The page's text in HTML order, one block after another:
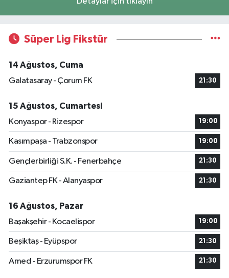
Süper Lig Fikstür
14 Ağustos, Cuma
Galatasaray - Çorum FK
21:30
15 Ağustos, Cumartesi
Konyaspor - Rizespor
19:00
Kasımpaşa - Trabzonspor 19:00
Gençlerbirliği S.K. - Fenerbahçe 21:30
Gaziantep FK - Alanyaspor 21:30
16 Ağustos, Pazar
Başakşehir - Kocaelispor
19:00
Beşiktaş - Eyüpspor 21:30
Amed - Erzurumspor FK 21:30